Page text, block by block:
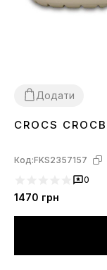
Додати
262728 293132
CROCS
Код:FKS2357157
0
1470 грн